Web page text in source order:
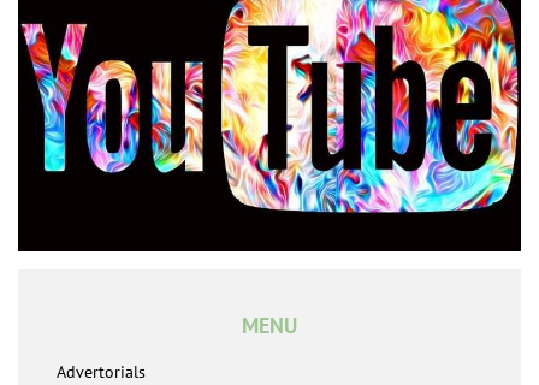
MENU
Advertorials